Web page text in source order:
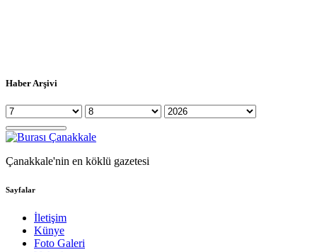
Haber Arşivi
Çanakkale'nin en köklü gazetesi
Sayfalar
İletişim
Künye
Foto Galeri